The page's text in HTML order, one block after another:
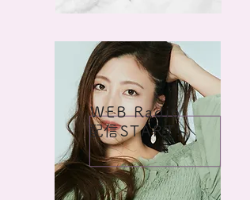
WEB Radio
​配信START!